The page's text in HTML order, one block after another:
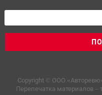
Copyright © OOO
Перепечатка материалов